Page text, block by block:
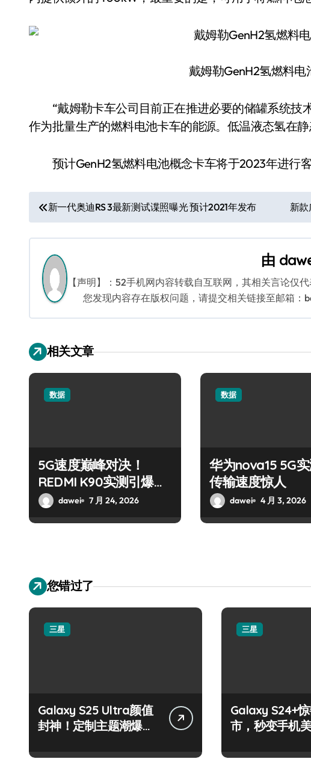
戴姆勒GenH2氢燃料电
“戴姆勒卡车公司目前正在推进必要的储罐系统技
作为批量生产的燃料电池卡车的能源。低温液态氢在
预计GenH2氢燃料电池概念卡车将于2023年进行客
文
章
导
航
新一代奥迪RS 3最新测试谍照曝光 预计2021年发布 新
由
【声明】：52手机网内容转载自互联网，其相关言论仅
您发现内容存在版权问题，请提交相关链接至邮箱：
相关文章
数据
5G速度巅峰对决！
REDMI K90实测引爆全
场
dawei 7 月 24, 2026
数据
华为nova15 5G实
传输速度惊人
dawei 4 月 3, 2026
您错过了
三星
Galaxy S25 Ultra颜值
封神！定制主题潮爆
三星
Galaxy S24+
市，秒变手机